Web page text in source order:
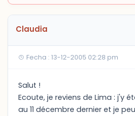
Claudia
Fecha : 13-12-2005 02:28 pm
Salut !
Ecoute, je reviens de Lima : j'y
au 11 décembre dernier et je